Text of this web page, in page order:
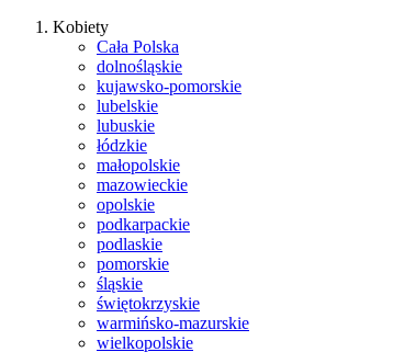
Kobiety
Cała Polska
dolnośląskie
kujawsko-pomorskie
lubelskie
lubuskie
łódzkie
małopolskie
mazowieckie
opolskie
podkarpackie
podlaskie
pomorskie
śląskie
świętokrzyskie
warmińsko-mazurskie
wielkopolskie